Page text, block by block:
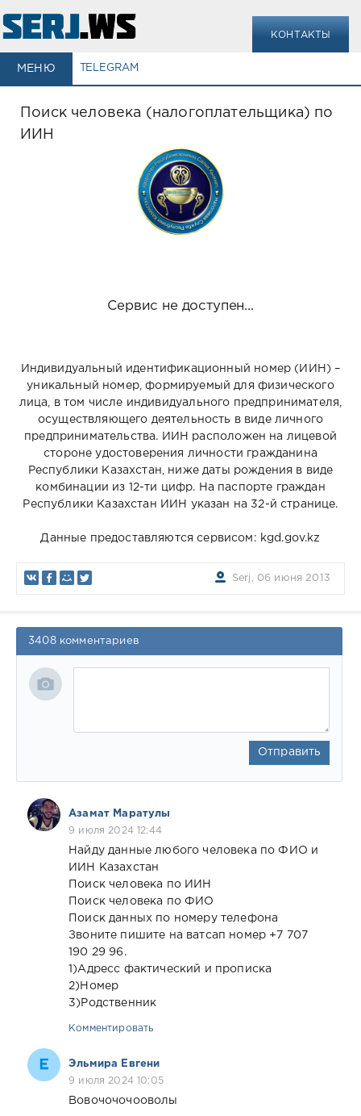
КОНТАКТЫ
МЕНЮ TELEGRAM
Поиск человека (налогоплательщика) по
ИИН
Сервис не доступен...
Индивидуальный идентификационный номер (ИИН) –
уникальный номер, формируемый для физического
лица, в том числе индивидуального предпринимателя,
осуществляющего деятельность в виде личного
предпринимательства. ИИН расположен на лицевой
стороне удостоверения личности гражданина
Республики Казахстан, ниже даты рождения в виде
комбинации из 12-ти цифр. На паспорте граждан
Республики Казахстан ИИН указан на 32-й странице.
Данные предоставляются сервисом: kgd.gov.kz
Serj, 06 июня 2013
3408 комментариев
Отправить
Азамат Маратулы
9 июля 2024 12:44
Найду данные любого человека по ФИО и
ИИН Казахстан
Поиск человека по ИИН
Поиск человека по ФИО
Поиск данных по номеру телефона
Звоните пишите на ватсап номер +7 707
190 29 96.
1)Адресс фактический и прописка
2)Номер
3)Родственник
Комментировать
Эльмира Евгени
9 июля 2024 10:05
Вовочочочооволы